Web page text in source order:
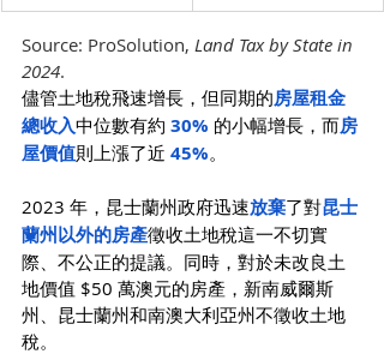
Source: ProSolution, Land Tax by State in
2024.
儘管土地稅飛速增長，但同期的房屋租金
總收入中位數有約 30% 的小幅增長，而房
屋價值則上漲了近 45%。
2023 年，昆士蘭州政府迅速放棄了對昆士
蘭州以外的房產徵收土地稅這一不切實
際、不公正的提議。同時，對於未改良土
地價值 $50 萬澳元的房產，新南威爾斯
州、昆士蘭州和南澳大利亞州不徵收土地
稅。